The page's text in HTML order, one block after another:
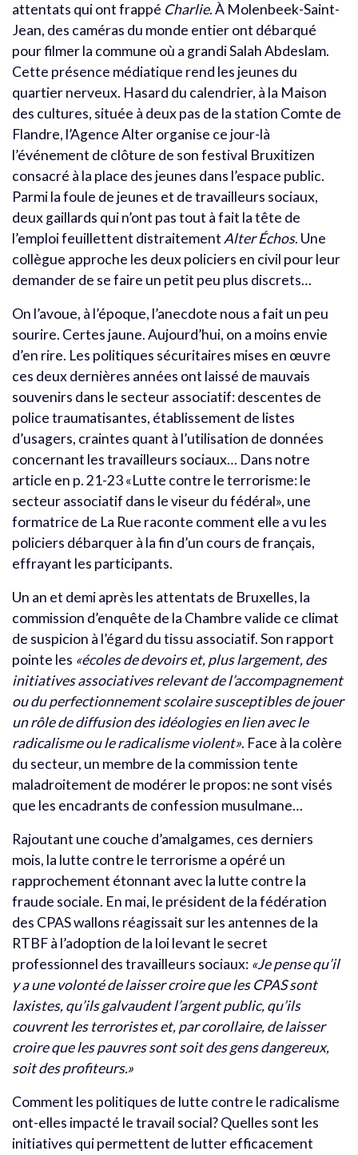
attentats qui ont frappé Charlie. À Molenbeek-Saint-
Jean, des caméras du monde entier ont débarqué
pour filmer la commune où a grandi Salah Abdeslam.
Cette présence médiatique rend les jeunes du
quartier nerveux. Hasard du calendrier, à la Maison
des cultures, située à deux pas de la station Comte de
Flandre, l’Agence Alter organise ce jour-là
l’événement de clôture de son festival Bruxitizen
consacré à la place des jeunes dans l’espace public.
Parmi la foule de jeunes et de travailleurs sociaux,
deux gaillards qui n’ont pas tout à fait la tête de
l’emploi feuillettent distraitementAlter Échos. Une
collègue approche les deux policiers en civil pour leur
demander de se faire un petit peu plus discrets…
On l’avoue, à l’époque, l’anecdote nous a fait un peu
sourire. Certes jaune. Aujourd’hui, on a moins envie
d’en rire. Les politiques sécuritaires mises en œuvre
ces deux dernières années ont laissé de mauvais
souvenirs dans le secteur associatif: descentes de
police traumatisantes, établissement de listes
d’usagers, craintes quant à l’utilisation de données
concernant les travailleurs sociaux… Dans notre
article en p. 21-23 «Lutte contre le terrorisme: le
secteur associatif dans le viseur du fédéral», une
formatrice de La Rue raconte comment elle a vu les
policiers débarquer à la fin d’un cours de français,
effrayant les participants.
Un an et demi après les attentats de Bruxelles, la
commission d’enquête de la Chambre valide ce climat
de suspicion à l’égard du tissu associatif. Son rapport
pointe les «écoles de devoirs et, plus largement, des
initiatives associatives relevant de l’accompagnement
ou du perfectionnement scolaire susceptibles de jouer
un rôle de diffusion des idéologies en lien avec le
radicalisme ou le radicalisme violent». Face à la colère
du secteur, un membre de la commission tente
maladroitement de modérer le propos: ne sont visés
que les encadrants de confession musulmane…
Rajoutant une couche d’amalgames, ces derniers
mois, la lutte contre le terrorisme a opéré un
rapprochement étonnant avec la lutte contre la
fraude sociale. En mai, le président de la fédération
des CPAS wallons réagissait sur les antennes de la
RTBF à l’adoption de la loi levant le secret
professionnel des travailleurs sociaux: «Je pense qu’il
y a une volonté de laisser croire que les CPAS sont
laxistes, qu’ils galvaudent l’argent public, qu’ils
couvrent les terroristes et, par corollaire, de laisser
croire que les pauvres sont soit des gens dangereux,
soit des profiteurs.»
Comment les politiques de lutte contre le radicalisme
ont-elles impacté le travail social? Quelles sont les
initiatives qui permettent de lutter efficacement